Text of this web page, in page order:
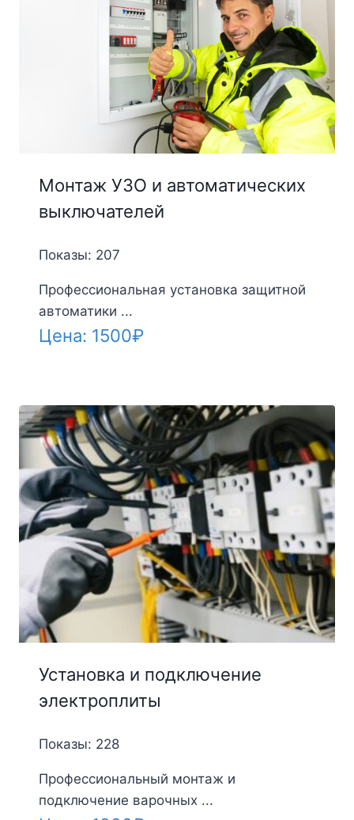
Монтаж УЗО и автоматических
выключателей
Показы: 207
Профессиональная установка защитной
автоматики ...
Цена: 1500₽
Установка и подключение
электроплиты
Показы: 228
Профессиональный монтаж и
подключение варочных ...